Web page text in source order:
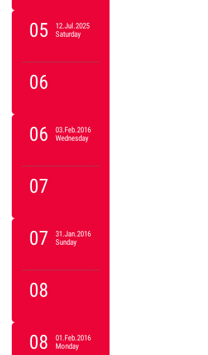
05
12.Jul.2025
Saturday
06
06
03.Feb.2016
Wednesday
07
07
31.Jan.2016
Sunday
08
08
01.Feb.2016
Monday